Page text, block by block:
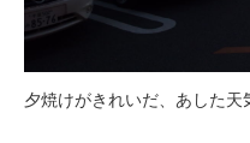
夕焼けがきれいだ、あした天